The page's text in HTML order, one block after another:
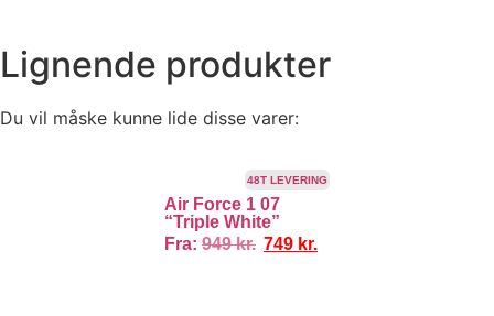
Lignende produkter
Du vil måske kunne lide disse varer:
48T LEVERING
Air Force 1 07
“Triple White”
Fra: 949kr. 749 kr.